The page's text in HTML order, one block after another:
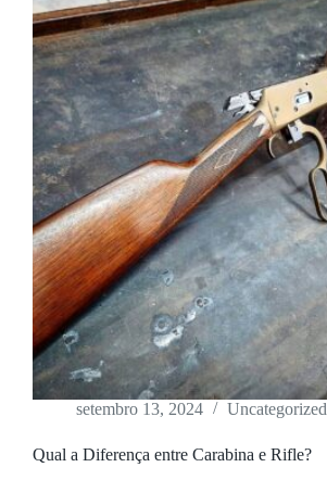
setembro 13, 2024 Uncategorized
Qual a Diferença entre Carabina e Rifle?